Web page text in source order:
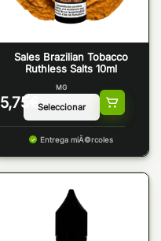
Sales Brazilian Tobacco
Ruthless Salts 10ml
5,75 €
MG
Entrega miÃ©rcoles